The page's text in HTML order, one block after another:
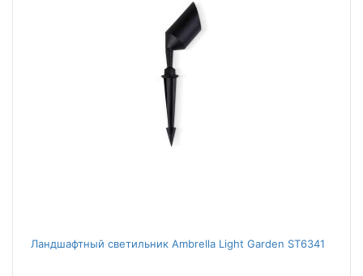
Ландшафтный светильник Ambrella Light Garden ST6341